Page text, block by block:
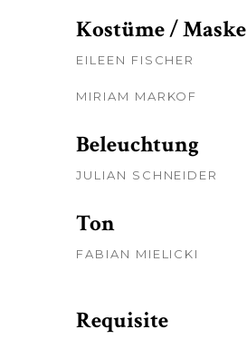
Kostüme / Maske
EILEEN FISCHER
MIRIAM MARKOF
Beleuchtung
JULIAN SCHNEIDER
Ton
FABIAN MIELICKI
Requisite